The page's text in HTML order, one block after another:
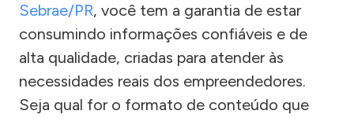
Sebrae/PR, você tem a garantia de estar
consumindo informações confiáveis e de
alta qualidade, criadas para atender às
necessidades reais dos empreendedores.
Seja qual for o formato de conteúdo que